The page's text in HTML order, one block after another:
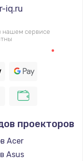
iq.ru
нашем сервисе
проекторов
Acer
Asus